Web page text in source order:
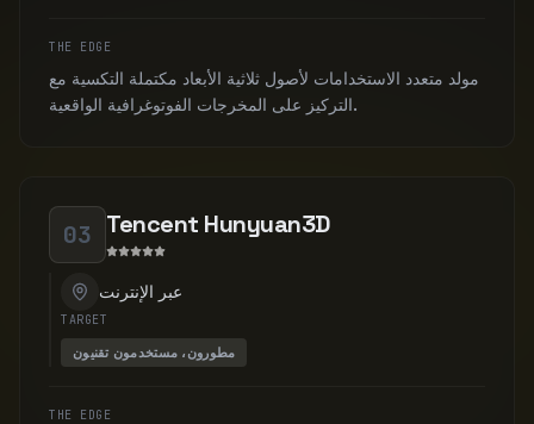
THE EDGE
مولد متعدد الاستخدامات لأصول ثلاثية الأبعاد مكتملة التكسية مع
التركيز على المخرجات الفوتوغرافية الواقعية.
03 Tencent Hunyuan3D
عبر الإنترنت
TARGET
مطورون، مستخدمون تقنيون
THE EDGE